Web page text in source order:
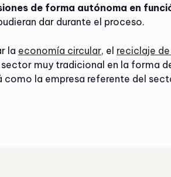
de forma autónoma en
dar durante el proceso.
la economía circular, el reciclaje
muy tradicional en la forma
como la empresa referente del